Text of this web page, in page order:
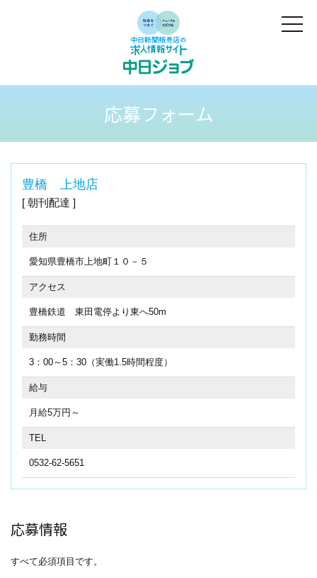
応募フォーム
豊橋 上地店
朝刊配達
住所
愛知県豊橋市上地町１０－５
アクセス
豊橋鉄道 東田電停より東へ50m
勤務時間
3：00～5：30（実働1.5時間程度）
給与
月給5万円～
TEL
0532-62-5651
応募情報
すべて必須項目です。